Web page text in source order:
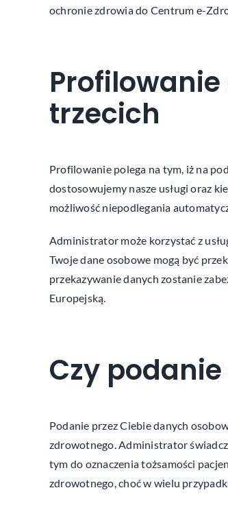
ochronie zdrowia do Centrum e-
trzecich
Profilowanie polega na tym, iż na
dostosowujemy nasze usługi oraz
możliwość niepodlegania
Administrator może korzystać z
Twoje dane osobowe mogą być
przekazywanie danych zostanie
Europejską.
Czy
Podanie przez Ciebie danych
zdrowotnego. Administrator
tym do oznaczenia tożsamości
zdrowotnego, choć w wielu